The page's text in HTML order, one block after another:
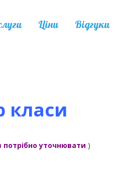
Ціни Відгуки
класи
потрібно уточнювати )